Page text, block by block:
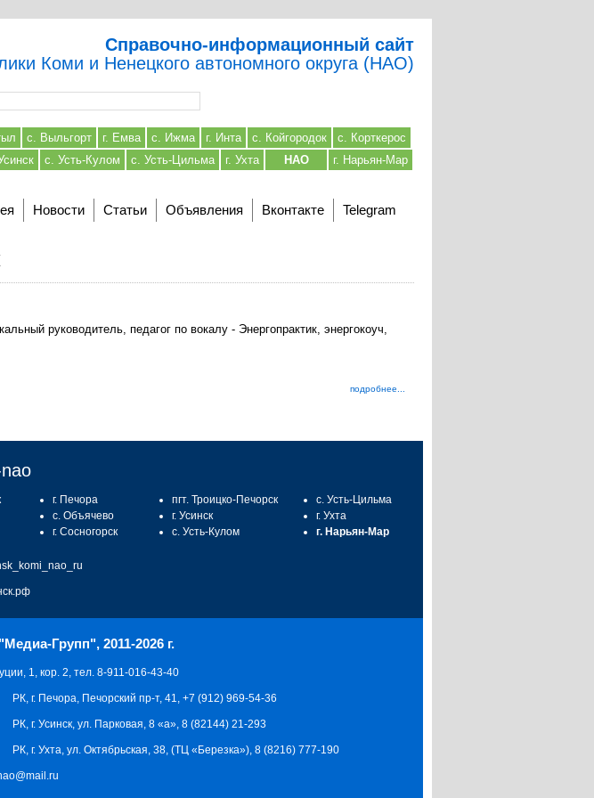
Справочно-информационный сайт
Коми и Ненецкого автономного округа (НАО)
с. Выльгорт г. Емва с. Ижма г. Инта с. Койгородок
с. Корткерос
с. Усть-Кулом с. Усть-Цильма г. Ухта НАО г. Нарьян-Мар
Новости Статьи Объявления Вконтакте Telegram
руководитель, педагог по вокалу - Энергопрактик, энергокоуч,
подробнее...
г. Печора
с. Объячево
г. Сосногорск
пгт. Троицко-Печорск
г. Усинск
с. Усть-Кулом
с. Усть-Цильма
г. Ухта
г. Нарьян-Мар
Групп", 2011-2026 г.
1, кор. 2, тел. 8-911-016-43-40
РК, г. Печора, Печорский пр-т, 41, +7 (912) 969-54-36
РК, г. Усинск, ул. Парковая, 8 «а», 8 (82144) 21-293
РК, г. Ухта, ул. Октябрьская, 38, (ТЦ «Березка»), 8 (8216) 777-190